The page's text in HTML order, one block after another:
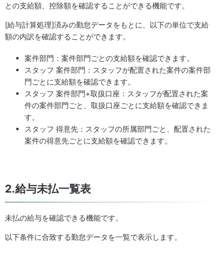
との支給額、控除額を確認することができる機能です。
[給与計算処理]済みの勤怠データをもとに、以下の単位で支給
額の内訳を確認することができます。
案件部門：案件部門ごとの支給額を確認できます。
スタッフ 案件部門：スタッフが配置された案件の案件部
門ごとに支給額を確認できます。
スタッフ 案件部門+取扱口座：スタッフが配置された案
件の案件部門ごと、取扱口座ごとに支給額を確認できま
す。
スタッフ 得意先：スタッフの所属部門ごと、配置された
案件の得意先ごとに支給額を確認できます。
2.給与未払一覧表
未払の給与を確認できる機能です。
以下条件に合致する勤怠データを一覧で表示します。